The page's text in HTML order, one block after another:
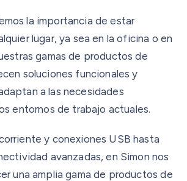
la importancia de estar
lugar, ya sea en la oficina o en
gamas de productos de
soluciones funcionales y
a las necesidades
entornos de trabajo actuales.
y conexiones USB hasta
avanzadas, en Simon nos
una amplia gama de productos de